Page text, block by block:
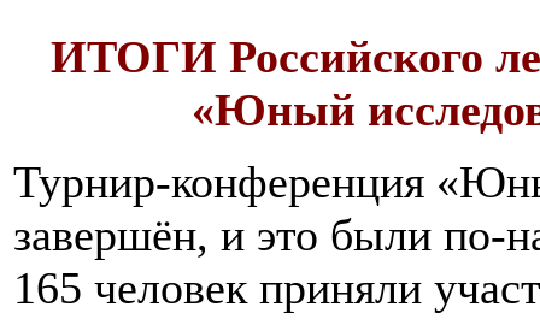
ИТОГИ Российского
«Юный
Турнир-конференция
завершён, и это были по-
165 человек приняли